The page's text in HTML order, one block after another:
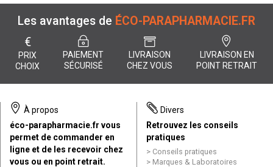
Les avantages de ÉCO-PARAPHARMACIE.FR
€
PRIX
CHOIX
PAIEMENT
SÉCURISÉ
LIVRAISON
CHEZ VOUS
LIVRAISON EN
POINT RETRAIT
À propos
éco-parapharmacie.fr vous
permet de commander en
ligne et de les recevoir chez
vous ou en point retrait.
Divers
Retrouvez les conseils
pratiques
Conseils pratiques
Marques & Laboratoires